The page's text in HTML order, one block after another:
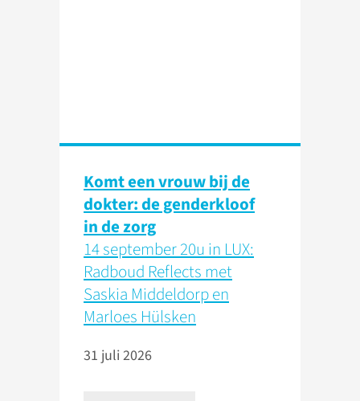
Komt een vrouw bij de
dokter: de genderkloof
in de zorg
14 september 20u in LUX:
Radboud Reflects met
Saskia Middeldorp en
Marloes Hülsken
31 juli 2026